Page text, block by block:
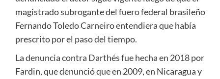
magistrado subrogante del fuero federal brasileño
Fernando Toledo Carneiro entendiera que había
prescrito por el paso del tiempo.
La denuncia contra Darthés fue hecha en 2018 por
Fardin, que denunció que en 2009, en Nicaragua y